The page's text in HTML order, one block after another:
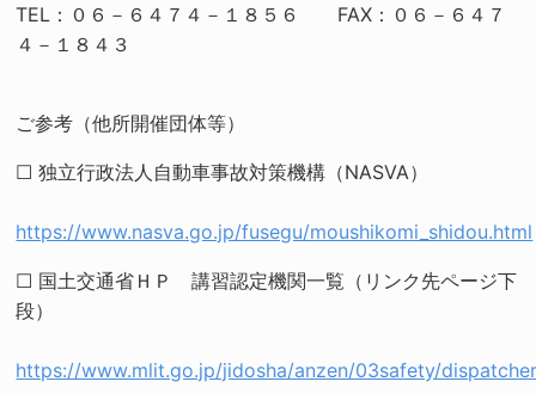
TEL：０６－６４７４－１８５６ FAX：０６－６４７
４－１８４３
ご参考（他所開催団体等）
☐ 独立行政法人自動車事故対策機構（NASVA）
https://www.nasva.go.jp/fusegu/moushikomi_shidou.html
☐ 国土交通省ＨＰ 講習認定機関一覧（リンク先ページ下
段）
https://www.mlit.go.jp/jidosha/anzen/03safety/